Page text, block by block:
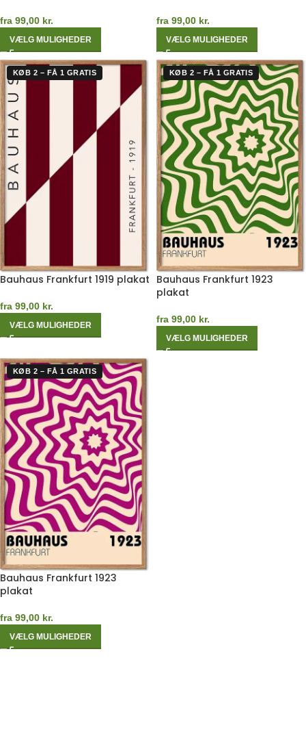
fra 99,00 kr.
VÆLG MULIGHEDER
fra 99,00 kr.
VÆLG MULIGHEDER
KØB 2 – FÅ 1 GRATIS
Bauhaus Frankfurt 1919 plakat
fra 99,00 kr.
VÆLG MULIGHEDER
KØB 2 – FÅ 1 GRATIS
Bauhaus Frankfurt 1923
plakat
fra 99,00 kr.
VÆLG MULIGHEDER
KØB 2 – FÅ 1 GRATIS
Bauhaus Frankfurt 1923
plakat
fra 99,00 kr.
VÆLG MULIGHEDER